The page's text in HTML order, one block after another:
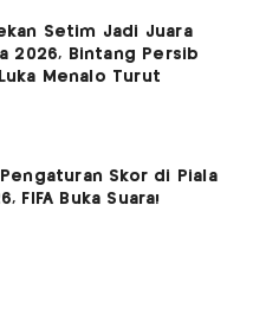
Setim Jadi Juara
2026, Bintang Persib
Menalo Turut
Skor di Piala
FIFA Buka Suara!